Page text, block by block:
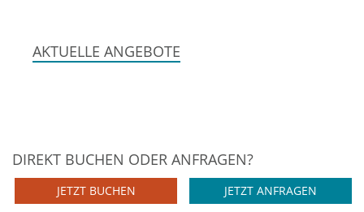
AKTUELLE ANGEBOTE
DIREKT BUCHEN ODER ANFRAGEN?
JETZT ANFRAGEN
JETZT BUCHEN